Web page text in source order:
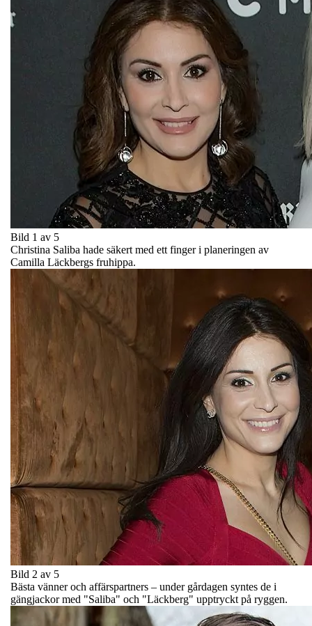
Bild 1 av 5
Christina Saliba hade säkert med ett finger i planeringen av
Camilla Läckbergs fruhippa.
Bild 2 av 5
Bästa vänner och affärspartners – under gårdagen syntes de i
gängjackor med "Saliba" och "Läckberg" upptryckt på ryggen.